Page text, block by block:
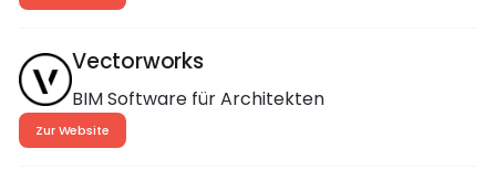
Vectorworks
BIM Software für Architekten
Zur Website